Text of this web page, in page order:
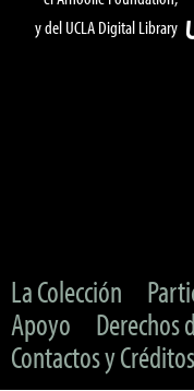
y del UCLA Digital Library
La Colección
Apoyo
Derechos
Contactos y Créditos